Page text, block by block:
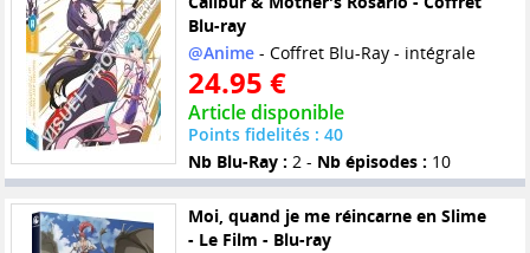
Blu-ray
@Anime- Coffret Blu-Ray - intégrale
24.95 €
Article disponible
Points fidelités : 40
Nb Blu-Ray : 2 - Nb épisodes : 10
Moi, quand je me réincarne en Slime
- Le Film - Blu-ray